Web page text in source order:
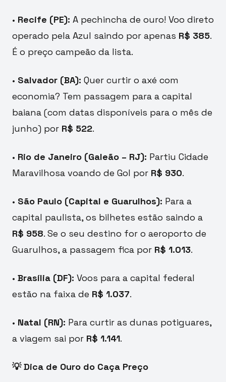
• Recife (PE): A pechincha de ouro! Voo direto
operado pela Azul saindo por apenas R$ 385.
É o preço campeão da lista.
• Salvador (BA): Quer curtir o axé com
economia? Tem passagem para a capital
baiana (com datas disponíveis para o mês de
junho) por R$ 522.
• Rio de Janeiro (Galeão – RJ): Partiu Cidade
Maravilhosa voando de Gol por R$ 930.
• São Paulo (Capital e Guarulhos): Para a
capital paulista, os bilhetes estão saindo a
R$ 958. Se o seu destino for o aeroporto de
Guarulhos, a passagem fica por R$ 1.013.
• Brasília (DF): Voos para a capital federal
estão na faixa de R$ 1.037.
• Natal (RN): Para curtir as dunas potiguares,
a viagem sai por R$ 1.141.
💡 Dica de Ouro do Caça Preço